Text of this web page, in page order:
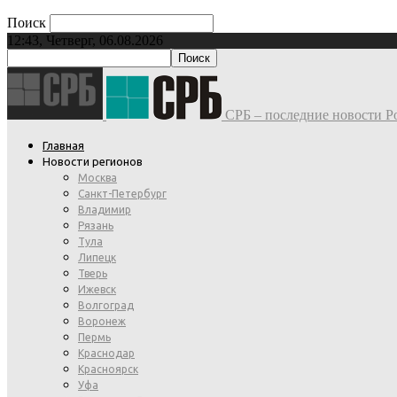
Поиск
12:43, Четверг, 06.08.2026
СРБ – последние новости
Главная
Новости регионов
Москва
Санкт-Петербург
Владимир
Рязань
Тула
Липецк
Тверь
Ижевск
Волгоград
Воронеж
Пермь
Краснодар
Красноярск
Уфа